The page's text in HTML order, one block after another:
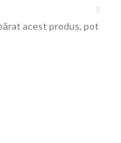
acest produs, pot